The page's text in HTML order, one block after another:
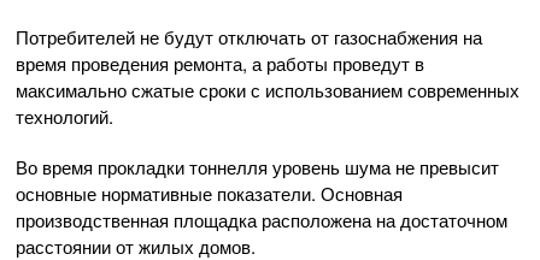
Потребителей не будут отключать от газоснабжения на
время проведения ремонта, а работы проведут в
максимально сжатые сроки с использованием современных
технологий.
Во время прокладки тоннелля уровень шума не превысит
основные нормативные показатели. Основная
производственная площадка расположена на достаточном
расстоянии от жилых домов.